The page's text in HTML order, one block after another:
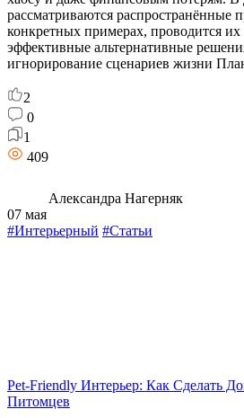
рассматриваются распространённые
конкретных примерах, проводится их
эффективные альтернативные
игнорирование сценариев жизни
2
0
1
409
Александра Нагерняк
07 мая
#Интерьерный #Статьи
Pet-Friendly Интерьер: Как Сделать
Питомцев